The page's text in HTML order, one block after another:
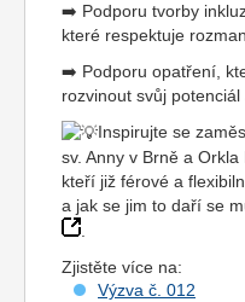
➡️ Podporu tvorby
které respektuje
➡️ Podporu opatření,
rozvinout svůj
Inspirujte se
sv. Anny v Brně a
kteří již férové a
a jak se jim to daří se
.
Zjistěte více na:
Výzva č. 012